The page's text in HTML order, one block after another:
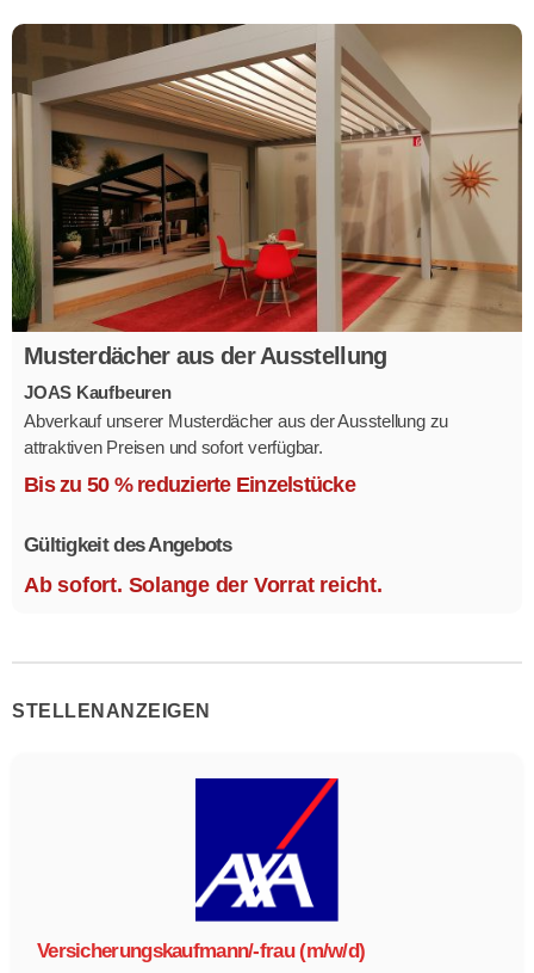
Musterdächer aus der Ausstellung
JOAS Kaufbeuren
Abverkauf unserer Musterdächer aus der Ausstellung zu
attraktiven Preisen und sofort verfügbar.
Mehrere Modelle in verschiedenen Ausführungen.
Bis zu 50 % reduzierte Einzelstücke
Gültigkeit des Angebots
Ab sofort. Solange der Vorrat reicht.
STELLENANZEIGEN
Versicherungskaufmann/-frau (m/w/d)